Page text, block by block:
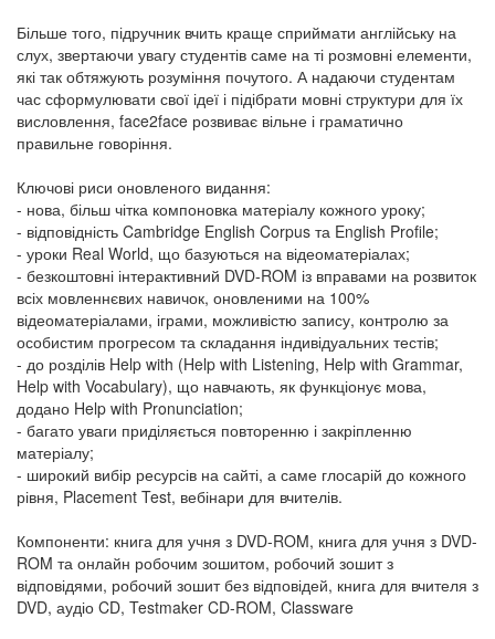
Більше того, підручник вчить краще сприймати англійську на
слух, звертаючи увагу студентів саме на ті розмовні елементи,
які так обтяжують розуміння почутого. А надаючи студентам
час сформулювати свої ідеї і підібрати мовні структури для їх
висловлення, face2face розвиває вільне і граматично
правильне говоріння.
Ключові риси оновленого видання:
- нова, більш чітка компоновка матеріалу кожного уроку;
- відповідність Cambridge English Corpus та English Profile;
- уроки Real World, що базуються на відеоматеріалах;
- безкоштовні інтерактивний DVD-ROM із вправами на розвиток
всіх мовленнєвих навичок, оновленими на 100%
відеоматеріалами, іграми, можливістю запису, контролю за
особистим прогресом та складання індивідуальних тестів;
- до розділів Help with (Help with Listening, Help with Grammar,
Help with Vocabulary), що навчають, як функціонує мова,
додано Help with Pronunciation;
- багато уваги приділяється повторенню і закріпленню
матеріалу;
- широкий вибір ресурсів на сайті, а саме глосарій до кожного
рівня, Placement Test, вебінари для вчителів.
Компоненти: книга для учня з DVD-ROM, книга для учня з DVD-
ROM та онлайн робочим зошитом, робочий зошит з
відповідями, робочий зошит без відповідей, книга для вчителя з
DVD, аудіо CD, Testmaker CD-ROM, Classware